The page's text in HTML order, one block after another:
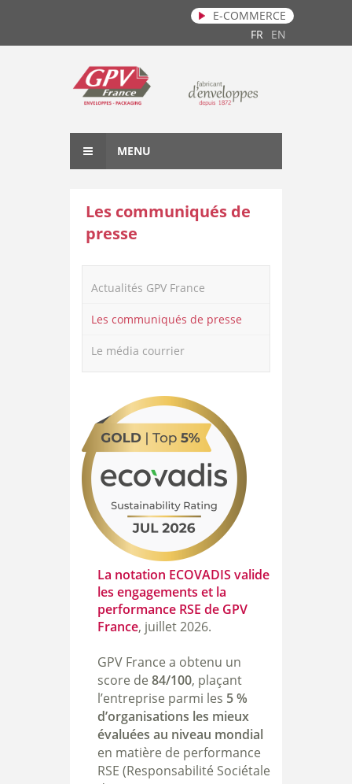
E-COMMERCE
FR
EN
MENU
Les communiqués de
presse
Actualités GPV France
Les communiqués de presse
Le média courrier
La notation ECOVADIS valide
les engagements et la
performance RSE de GPV
France, juillet2026.
GPV France a obtenu un
score de 84/100, plaçant
l’entreprise parmi les 5 %
d’organisations les mieux
évaluées au niveau mondial
en matière de performance
RSE (Responsabilité Sociétale